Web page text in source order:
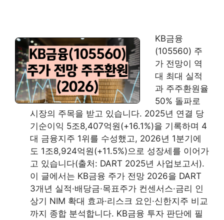
KB금융
(105560) 주
가 전망이 역
대 최대 실적
과 주주환원율
50% 돌파로
시장의 주목을 받고 있습니다. 2025년 연결 당
기순이익 5조8,407억원(+16.1%)을 기록하며 4
대 금융지주 1위를 수성했고, 2026년 1분기에
도 1조8,924억원(+11.5%)으로 성장세를 이어가
고 있습니다(출처: DART 2025년 사업보고서).
이 글에서는 KB금융 주가 전망 2026을 DART
3개년 실적·배당금·목표주가 컨센서스·금리 인
상기 NIM 확대 효과·리스크 요인·신한지주 비교
까지 종합 분석합니다. KB금융 투자 판단에 필